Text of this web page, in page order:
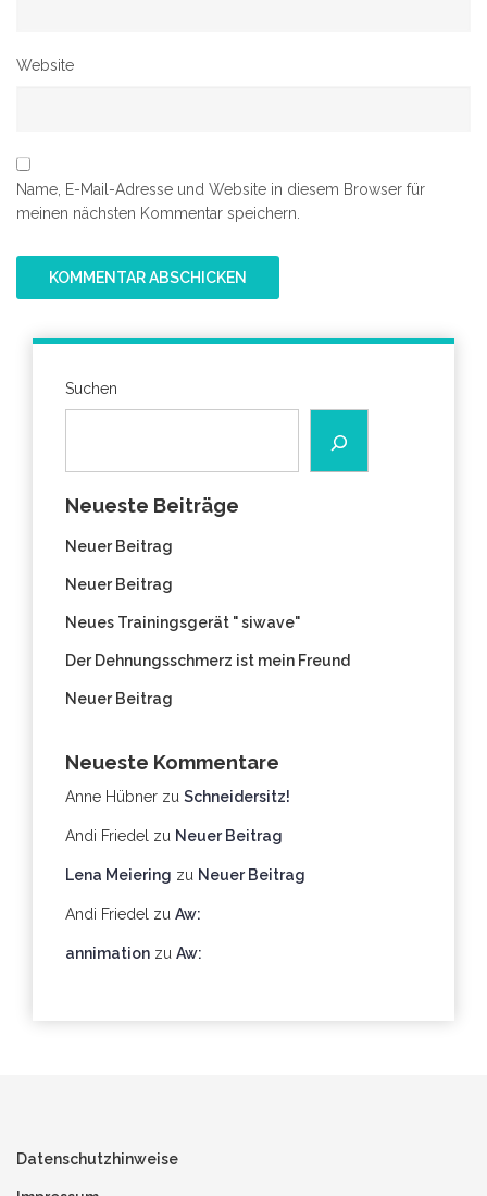
Website
Name, E-Mail-Adresse und Website in diesem Browser für
meinen nächsten Kommentar speichern.
Suchen
Neueste Beiträge
Neuer Beitrag
Neuer Beitrag
Neues Trainingsgerät " siwave"
Der Dehnungsschmerz ist mein Freund
Neuer Beitrag
Neueste Kommentare
Anne Hübner zu Schneidersitz!
Andi Friedel zu Neuer Beitrag
Lena Meiering zu Neuer Beitrag
Andi Friedel zu Aw:
annimation zu Aw:
Datenschutzhinweise